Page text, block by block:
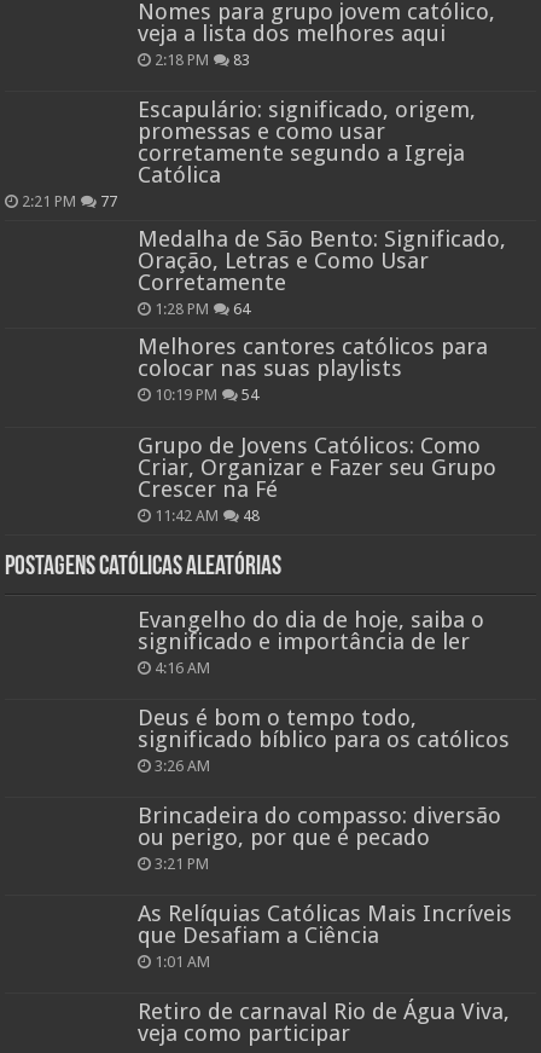
Nomes para grupo jovem católico,
veja a lista dos melhores aqui
2:18 PM 83
Escapulário: significado, origem,
promessas e como usar
corretamente segundo a Igreja
Católica
2:21 PM 77
Medalha de São Bento: Significado,
Oração, Letras e Como Usar
Corretamente
1:28 PM 64
Melhores cantores católicos para
colocar nas suas playlists
10:19 PM 54
Grupo de Jovens Católicos: Como
Criar, Organizar e Fazer seu Grupo
Crescer na Fé
11:42 AM 48
Postagens católicas aleatórias
Evangelho do dia de hoje, saiba o
significado e importância de ler
4:16 AM
Deus é bom o tempo todo,
significado bíblico para os católicos
3:26 AM
Brincadeira do compasso: diversão
ou perigo, por que é pecado
3:21 PM
As Relíquias Católicas Mais Incríveis
que Desafiam a Ciência
1:01 AM
Retiro de carnaval Rio de Água Viva,
veja como participar